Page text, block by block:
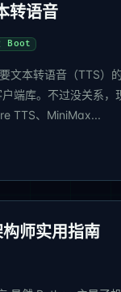
转语音
Boot
本转语音（TTS）
端库。不过没关系
TTS、MiniMax...
师实用指南